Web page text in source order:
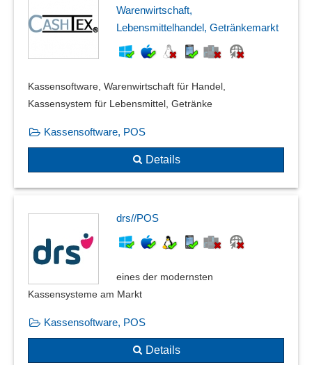
Warenwirtschaft,
Lebensmittelhandel, Getränkemarkt
Kassensoftware, Warenwirtschaft für Handel,
Kassensystem für Lebensmittel, Getränke
Kassensoftware, POS
Details
drs//POS
eines der modernsten
Kassensysteme am Markt
Kassensoftware, POS
Details